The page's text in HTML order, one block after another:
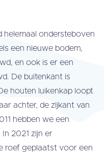
helemaal ondersteboven
een nieuwe bodem,
en ook is er een
De buitenkant is
houten luikenkap loopt
achter, de zijkant van
hebben we een
2021 zijn er
roef geplaatst voor een